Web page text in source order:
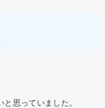
思っていました。